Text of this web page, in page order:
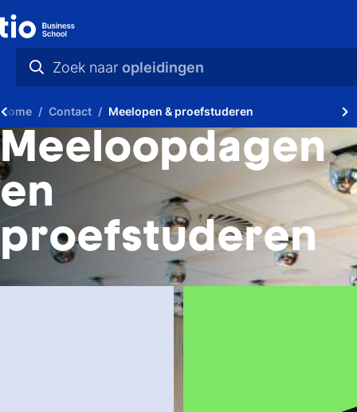
Zoek naar opleidingen
videos
nieuws
opleidingen
Home Contact Meelopen & proefstuderen
Meeloopdagen
en
proefstuderen